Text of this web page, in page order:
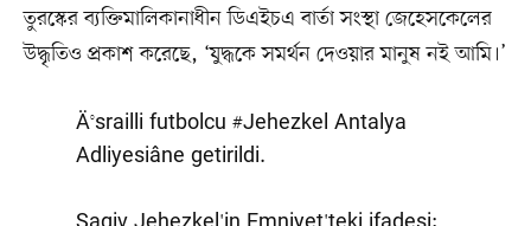
তুরস্কের ব্যক্তিমালিকানাধীন ডিএইচএ বার্তা সংস্থা জেহেসকেলের
উদ্ধৃতিও প্রকাশ করেছে, ‘যুদ্ধকে সমর্থন দেওয়ার মানুষ নই আমি।’
Ä°srailli futbolcu #Jehezkel Antalya
Adliyesiâne getirildi.